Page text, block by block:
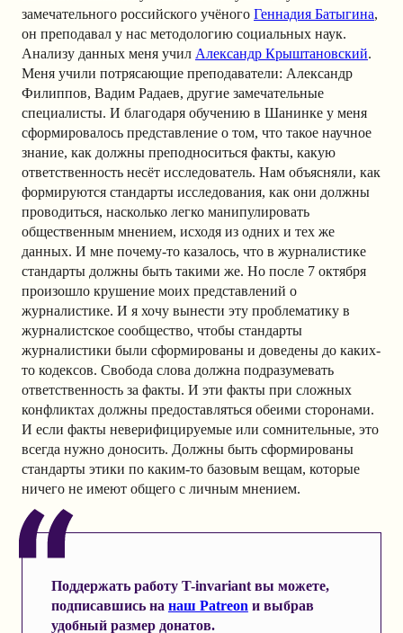
замечательного российского учёного Геннадия Батыгина,
он преподавал у нас методологию социальных наук.
Анализу данных меня учил Александр Крыштановский.
Меня учили потрясающие преподаватели: Александр
Филиппов, Вадим Радаев, другие замечательные
специалисты. И благодаря обучению в Шанинке у меня
сформировалось представление о том, что такое научное
знание, как должны преподноситься факты, какую
ответственность несёт исследователь. Нам объясняли, как
формируются стандарты исследования, как они должны
проводиться, насколько легко манипулировать
общественным мнением, исходя из одних и тех же
данных. И мне почему-то казалось, что в журналистике
стандарты должны быть такими же. Но после 7 октября
произошло крушение моих представлений о
журналистике. И я хочу вынести эту проблематику в
журналистское сообщество, чтобы стандарты
журналистики были сформированы и доведены до каких-
то кодексов. Свобода слова должна подразумевать
ответственность за факты. И эти факты при сложных
конфликтах должны предоставляться обеими сторонами.
И если факты неверифицируемые или сомнительные, это
всегда нужно доносить. Должны быть сформированы
стандарты этики по каким-то базовым вещам, которые
ничего не имеют общего с личным мнением.
Поддержать работу T-invariant вы можете,
подписавшись на наш Patreon и выбрав
удобный размер донатов.